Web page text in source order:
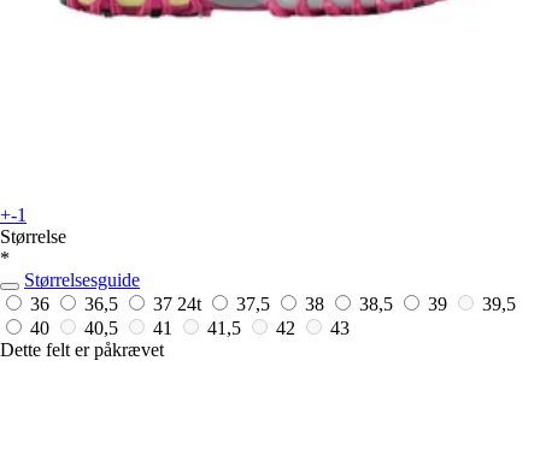
+-1
Størrelse
*
Størrelsesguide
36
36,5 37 24t 37,5 38 38,5 39
39,5
40
40,5 41 41,5 42
43
Dette felt er påkrævet